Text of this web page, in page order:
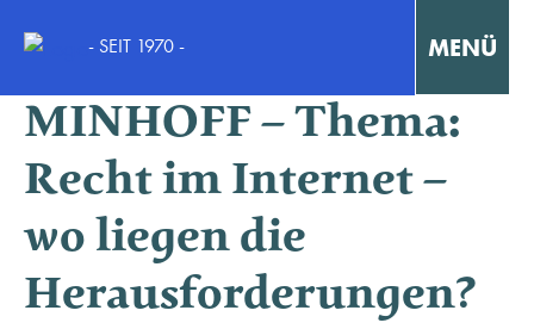
- SEIT 1970 - MENÜ
Interaktiv Lernen
Konzentriert Arbeiten
Kollaborativ Lernen & Arbeiten
Meeting bei
MINHOFF – Thema:
Recht im Internet –
wo liegen die
Herausforderungen?